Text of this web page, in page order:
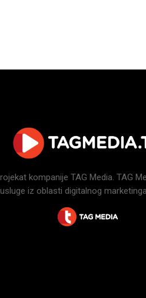
kompanije TAG Media. TAG
iz oblasti digitalnog